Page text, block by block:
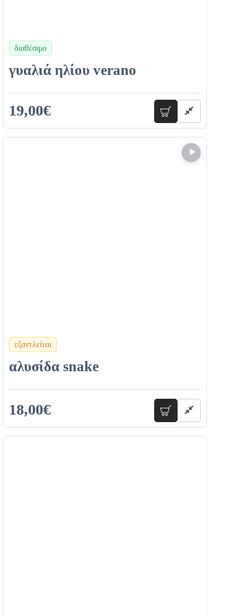
διαθέσιμο
χρώματα
γυαλιά ηλίου verano
19,00€ προσθήκη
εξαντλείται
χρώματα
αλυσίδα snake
18,00€ προσθήκη